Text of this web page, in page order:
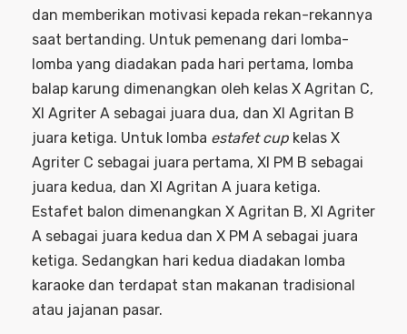
dan memberikan motivasi kepada rekan-rekannya
saat bertanding. Untuk pemenang dari lomba-
lomba yang diadakan pada hari pertama, lomba
balap karung dimenangkan oleh kelas X Agritan C,
XI Agriter A sebagai juara dua, dan XI Agritan B
juara ketiga. Untuk lomba estafet cup kelas X
Agriter C sebagai juara pertama, XI PM B sebagai
juara kedua, dan XI Agritan A juara ketiga.
Estafet balon dimenangkan X Agritan B, XI Agriter
A sebagai juara kedua dan X PM A sebagai juara
ketiga. Sedangkan hari kedua diadakan lomba
karaoke dan terdapat stan makanan tradisional
atau jajanan pasar.